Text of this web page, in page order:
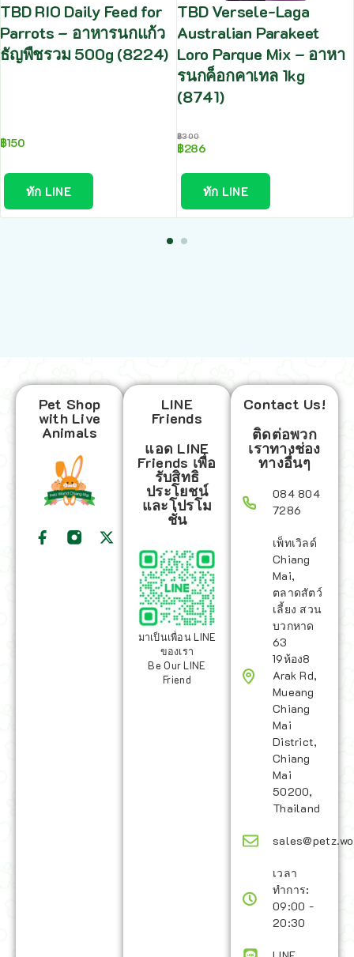
TBD RIO Daily Feed for
Parrots – อาหารนกแก้ว
ธัญพืชรวม 500g (8224)
฿150
ทัก LINE
TBD Versele-Laga
Australian Parakeet
Loro Parque Mix – อาหา
รนกค็อกคาเทล 1kg
(8741)
฿300
฿286
ทัก LINE
Pet Shop
with Live
Animals
LINE
Friends
แอด LINE
Friends เพื่อ
รับสิทธิ
ประโยชน์
และโปรโม
ชั่น
มาเป็นเพื่อน LINE
ของเรา
Be Our LINE
Friend
Contact Us!
ติดต่อพวก
เราทางช่อง
ทางอื่นๆ
084 804
7286
เพ็ทเวิลด์
Chiang
Mai,
ตลาดสัตว์
เลี้ยง สวน
บวกหาด
63
19ห้อง8
Arak Rd,
Mueang
Chiang
Mai
District,
Chiang
Mai
50200,
Thailand
เวลา
ทำการ:
09:00 -
20:30